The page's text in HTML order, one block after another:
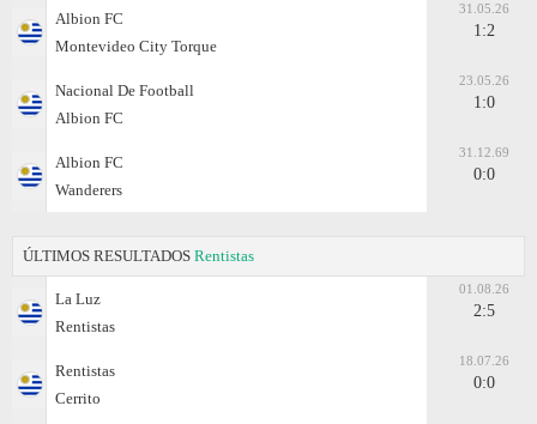
Albion FC
Montevideo City Torque
31.05.26
1:2
Nacional De Football
Albion FC
23.05.26
1:0
Albion FC
Wanderers
31.12.69
0:0
ÚLTIMOS RESULTADOS Rentistas
La Luz
Rentistas
01.08.26
2:5
Rentistas
Cerrito
18.07.26
0:0